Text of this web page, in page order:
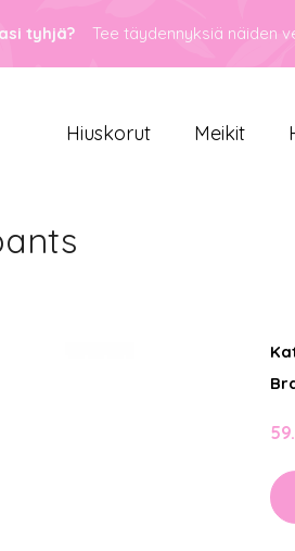
tyhjä? Tee täydennyksiä näiden
Hiuskorut Meikit